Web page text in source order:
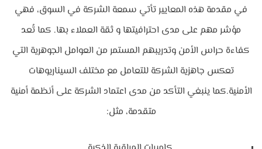
في مقدمة هذه المعايير تأتي سمعة الشركة في السوق، فهي
مؤشر مهم على مدى احترافيتها و ثقة العملاء بها. كما تُعد
كفاءة حراس الأمن وتدريبهم المستمر من العوامل الجوهرية التي
تعكس جاهزية الشركة للتعامل مع مختلف السيناريوهات
الأمنية.كما ينبغي التأكد من مدى اعتماد الشركة على أنظمة أمنية
متقدمة، مثل: